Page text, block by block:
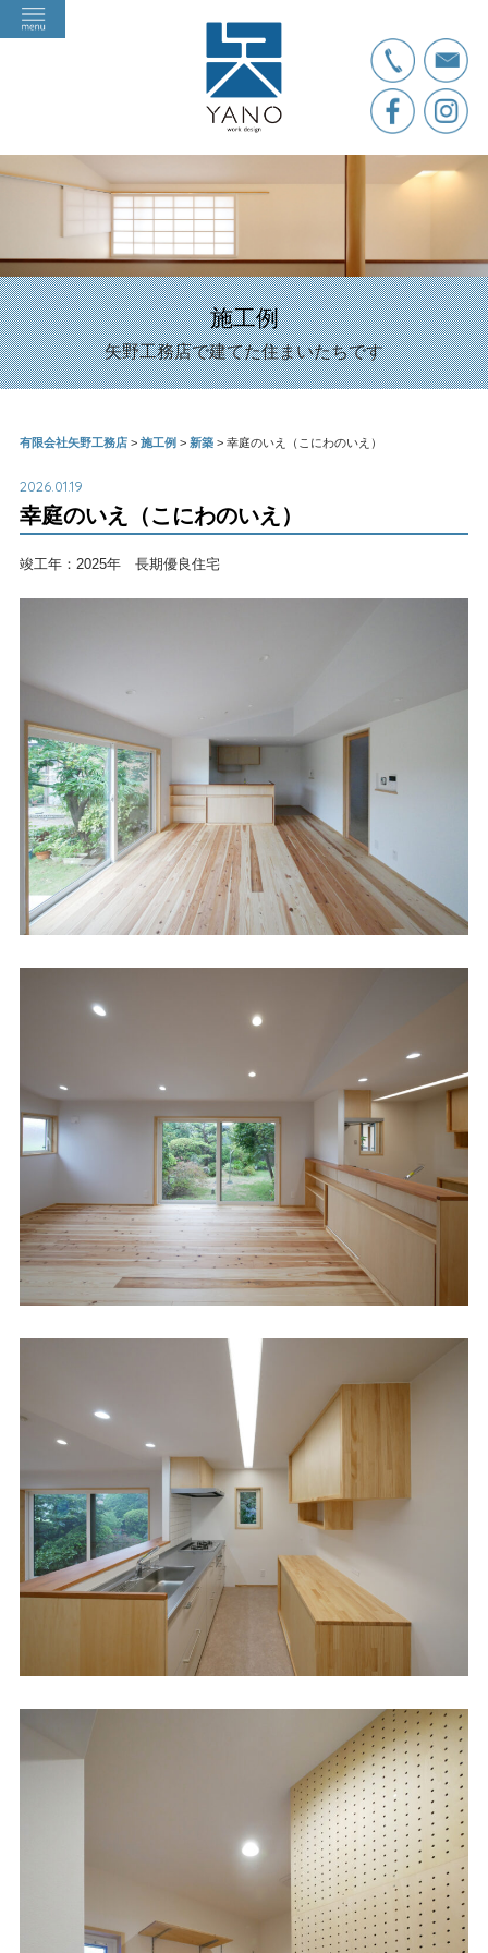
施工例
矢野工務店で建てた住まいたちです
有限会社矢野工務店> 施工例 > 新築> 幸庭のいえ（こにわのいえ）
2026.01.19
幸庭のいえ（こにわのいえ）
竣工年：2025年 長期優良住宅